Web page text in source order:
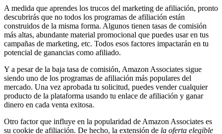
A medida que aprendes los trucos del marketing de afiliación, pronto
descubrirás que no todos los programas de afiliación están
construidos de la misma forma. Algunos tienen tasas de comisión
más altas, abundante material promocional que puedes usar en tus
campañas de marketing, etc. Todos esos factores impactarán en tu
potencial de ganancias como afiliado.
Y a pesar de la baja tasa de comisión, Amazon Associates sigue
siendo uno de los programas de afiliación más populares del
mercado. Una vez aprobada tu solicitud, puedes vender cualquier
producto de la plataforma usando tu enlace de afiliación y ganar
dinero en cada venta exitosa.
Otro factor que influye en la popularidad de Amazon Associates es
su cookie de afiliación. De hecho, la extensión de la oferta elegible